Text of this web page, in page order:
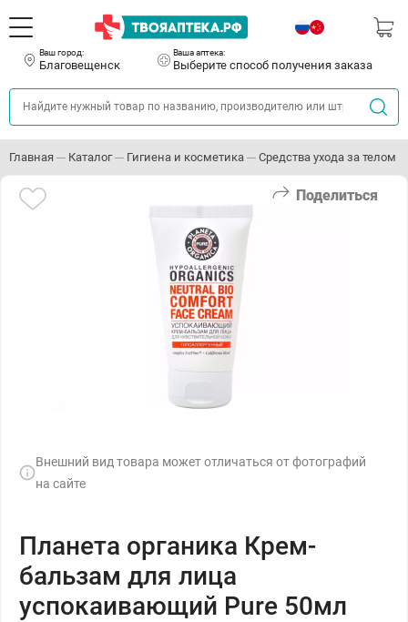
Ваш город:
Благовещенск
Ваша аптека:
Выберите способ получения заказа
Главная Каталог Гигиена и косметика Средства ухода за телом
Поделиться
Внешний вид товара может отличаться от фотографий
на сайте
Планета органика Крем-
бальзам для лица
успокаивающий Pure 50мл